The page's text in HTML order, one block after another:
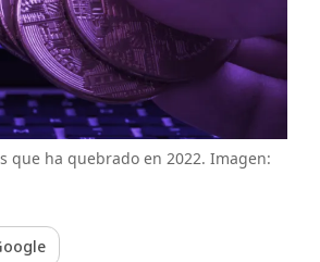
que ha quebrado en 2022. Imagen: